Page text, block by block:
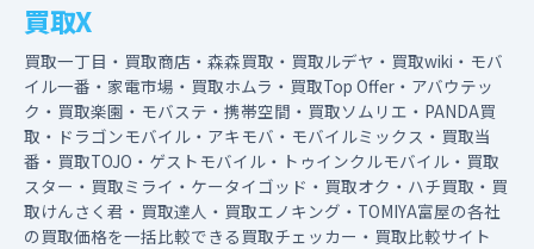
買取X
買取一丁目・買取商店・森森買取・買取ルデヤ・買取wiki・モバ
イル一番・家電市場・買取ホムラ・買取Top Offer・アバウテッ
ク・買取楽園・モバステ・携帯空間・買取ソムリエ・PANDA買
取・ドラゴンモバイル・アキモバ・モバイルミックス・買取当
番・買取TOJO・ゲストモバイル・トゥインクルモバイル・買取
スター・買取ミライ・ケータイゴッド・買取オク・ハチ買取・買
取けんさく君・買取達人・買取エノキング・TOMIYA富屋の各社
の買取価格を一括比較できる買取チェッカー・買取比較サイト